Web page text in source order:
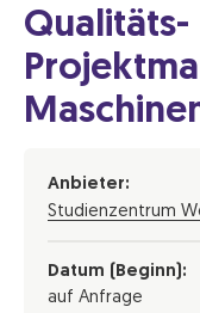
Qualitäts-
Anbieter:
Studienzentrum
Datum (Beginn):
auf Anfrage